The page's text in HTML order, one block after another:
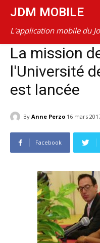
JDM MOBILE
L'application mobile du
La mission
l'Université
est lancée
By Anne Perzo 16 mars
Facebook